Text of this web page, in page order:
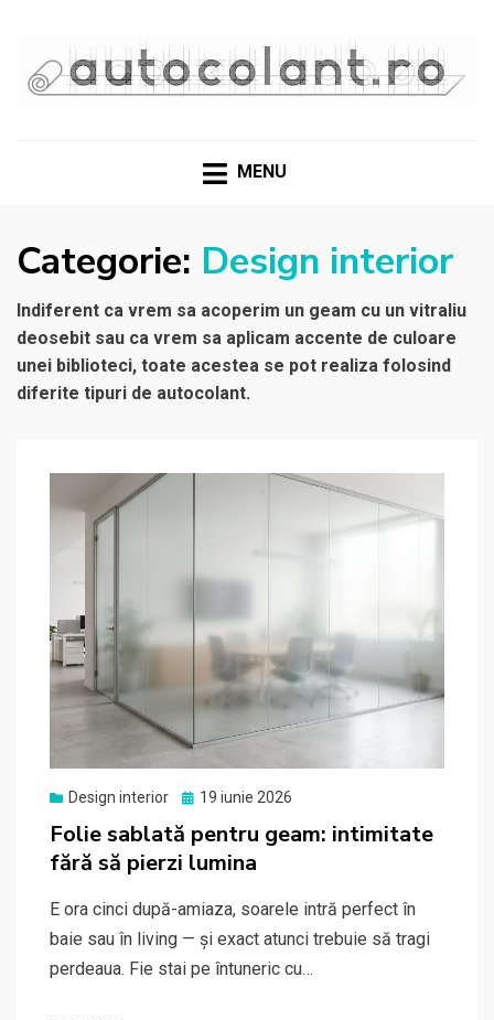
PENTRU FOLIILE
MENU
Categorie: Design interior
Indiferent ca vrem sa acoperim un geam cu un vitraliu
deosebit sau ca vrem sa aplicam accente de culoare
unei biblioteci, toate acestea se pot realiza folosind
diferite tipuri de autocolant.
Design interior
Posted
on
19 iunie 2026
Folie sablată pentru geam: intimitate
fără să pierzi lumina
E ora cinci după-amiaza, soarele intră perfect în
baie sau în living — și exact atunci trebuie să tragi
perdeaua. Fie stai pe întuneric cu…